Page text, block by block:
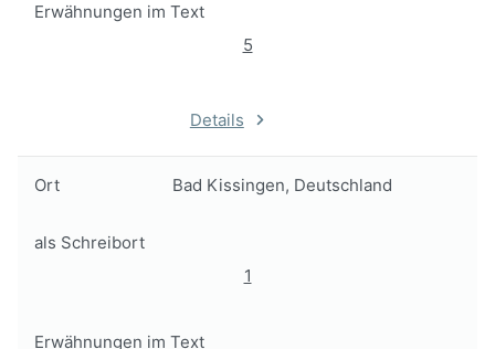
Erwähnungen im Text
5
Details
Ort Bad Kissingen, Deutschland
als Schreibort
1
Erwähnungen im Text